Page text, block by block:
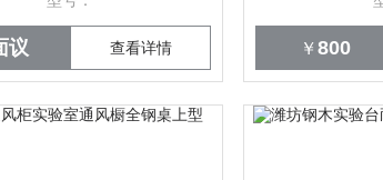
议 查看详情 ￥800